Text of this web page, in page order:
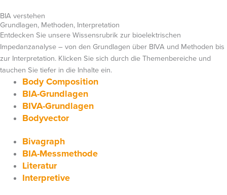
BIA verstehen
Grundlagen, Methoden, Interpretation
Entdecken Sie unsere Wissensrubrik zur bioelektrischen
Impedanzanalyse – von den Grundlagen über BIVA und Methoden bis
zur Interpretation. Klicken Sie sich durch die Themenbereiche und
tauchen Sie tiefer in die Inhalte ein.
Body Composition
BIA-Grundlagen
BIVA-Grundlagen
Bodyvector
Bivagraph
BIA-Messmethode
Literatur
Interpretive